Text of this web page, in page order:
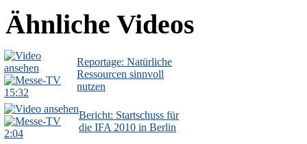
Ähnliche Videos
15:32
Reportage: Natürliche
Ressourcen sinnvoll
nutzen
2:04
Bericht: Startschuss für
die IFA 2010 in Berlin